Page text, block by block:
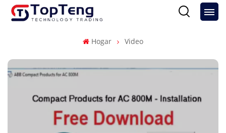
Hogar Video